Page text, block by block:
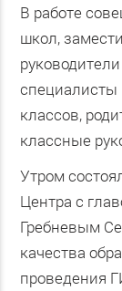
В работе
школ,
специалисты
классов,
классные
Утром
Центра с
Гребневым
качества
проведения